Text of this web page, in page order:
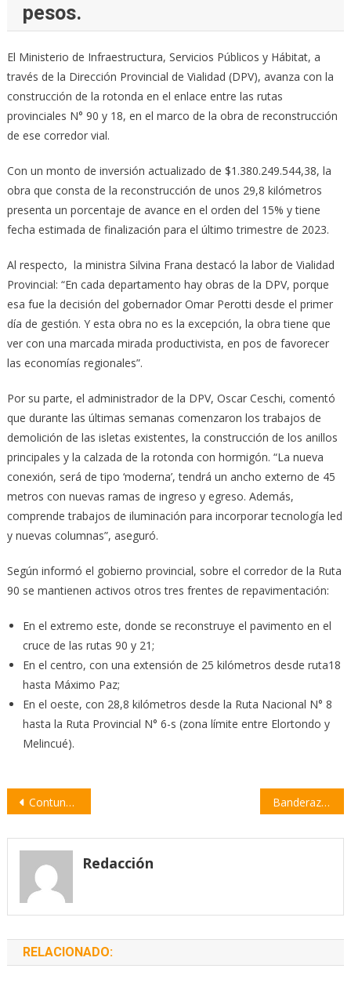
pesos.
El Ministerio de Infraestructura, Servicios Públicos y Hábitat, a
través de la Dirección Provincial de Vialidad (DPV), avanza con la
construcción de la rotonda en el enlace entre las rutas
provinciales N° 90 y 18, en el marco de la obra de reconstrucción
de ese corredor vial.
Con un monto de inversión actualizado de $1.380.249.544,38, la
obra que consta de la reconstrucción de unos 29,8 kilómetros
presenta un porcentaje de avance en el orden del 15% y tiene
fecha estimada de finalización para el último trimestre de 2023.
Al respecto, la ministra Silvina Frana destacó la labor de Vialidad
Provincial: “En cada departamento hay obras de la DPV, porque
esa fue la decisión del gobernador Omar Perotti desde el primer
día de gestión. Y esta obra no es la excepción, la obra tiene que
ver con una marcada mirada productivista, en pos de favorecer
las economías regionales”.
Por su parte, el administrador de la DPV, Oscar Ceschi, comentó
que durante las últimas semanas comenzaron los trabajos de
demolición de las isletas existentes, la construcción de los anillos
principales y la calzada de la rotonda con hormigón. “La nueva
conexión, será de tipo ‘moderna’, tendrá un ancho externo de 45
metros con nuevas ramas de ingreso y egreso. Además,
comprende trabajos de iluminación para incorporar tecnología led
y nuevas columnas”, aseguró.
Según informó el gobierno provincial, sobre el corredor de la Ruta
90 se mantienen activos otros tres frentes de repavimentación:
En el extremo este, donde se reconstruye el pavimento en el
cruce de las rutas 90 y 21;
En el centro, con una extensión de 25 kilómetros desde ruta18
hasta Máximo Paz;
En el oeste, con 28,8 kilómetros desde la Ruta Nacional N° 8
hasta la Ruta Provincial N° 6-s (zona límite entre Elortondo y
Melincué).
Navegación
entradas
Contundente reclamo de Amsafe por la urgente reapertura de las paritarias Banderazo contra el gobierno nacional, con consignas como «Marcho para no marcharme»
Redacción
RELACIONADO: